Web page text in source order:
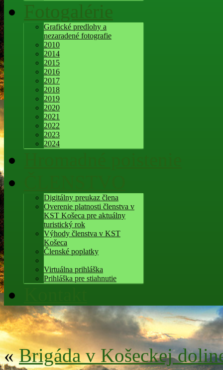
Fotogalérie
Grafické predlohy a
nezaradené fotografie
2010
2014
2015
2016
2017
2018
2019
2020
2021
2022
2023
2024
Digitálny preukaz člena
Overenie platnosti členstva v
KST Košeca pre aktuálny
turistický rok
Výhody členstva v KST
Košeca
Členské poplatky
Virtuálna prihláška
Prihláška pre stiahnutie
«Brigáda v Košeckej